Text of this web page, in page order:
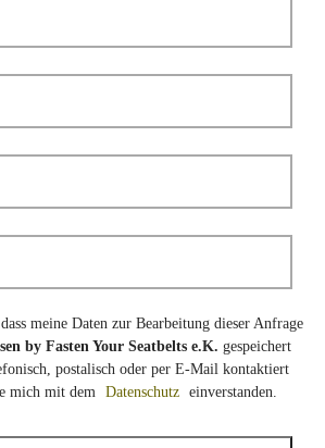
meine Daten zur Bearbeitung dieser Anfrage
by Fasten Your Seatbelts e.K. gespeichert
postalisch oder per E-Mail kontaktiert
mich mit dem
Datenschutz einverstanden.